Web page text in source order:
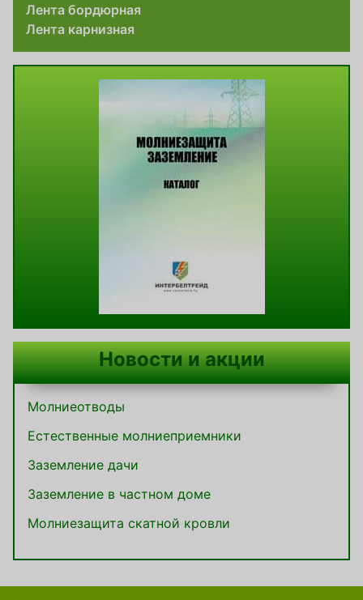
Лента бордюрная
Лента карнизная
Новости и акции
Молниеотводы
Естественные молниеприемники
Заземление дачи
Заземление в частном доме
Молниезащита скатной кровли